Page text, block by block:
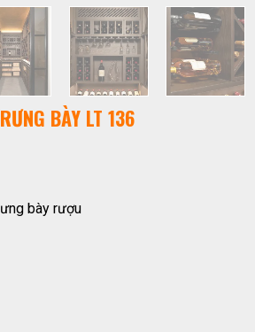
BÀY LT 136
bày rượu